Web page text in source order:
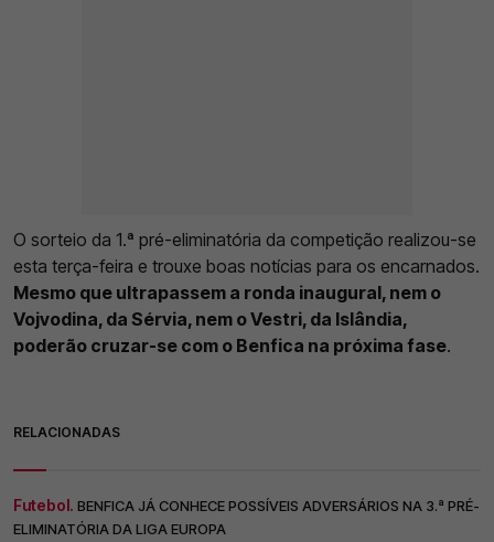
O sorteio da 1.ª pré-eliminatória da competição realizou-se
esta terça-feira e trouxe boas notícias para os encarnados.
Mesmo que ultrapassem a ronda inaugural, nem o
Vojvodina, da Sérvia, nem o Vestri, da Islândia,
poderão cruzar-se com o Benfica na próxima fase.
RELACIONADAS
Futebol. BENFICA JÁ CONHECE POSSÍVEIS ADVERSÁRIOS NA 3.ª PRÉ-
ELIMINATÓRIA DA LIGA EUROPA